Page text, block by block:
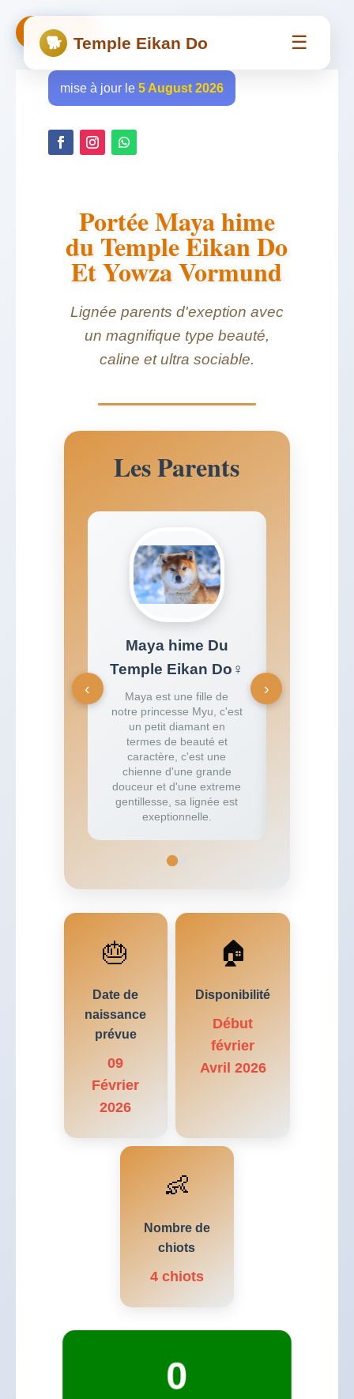
🐕 Temple Eikan Do ☰
mise à jour le 5 August 2026
← Retour
Portée Maya hime
du Temple Eikan Do
Et Yowza Vormund
Lignée parents d'exeption avec
un magnifique type beauté,
caline et ultra sociable.
Les Parents
‹ ›
Maya hime Du
Temple Eikan Do♀
Maya est une fille de
notre princesse Myu, c'est
un petit diamant en
termes de beauté et
caractère, c'est une
chienne d'une grande
douceur et d'une extreme
gentillesse, sa lignée est
exeptionnelle.
🎂
Date de
naissance
prévue
09
Février
2026
🏠
Disponibilité
Début
février
Avril 2026
👶
Nombre de
chiots
4 chiots
0